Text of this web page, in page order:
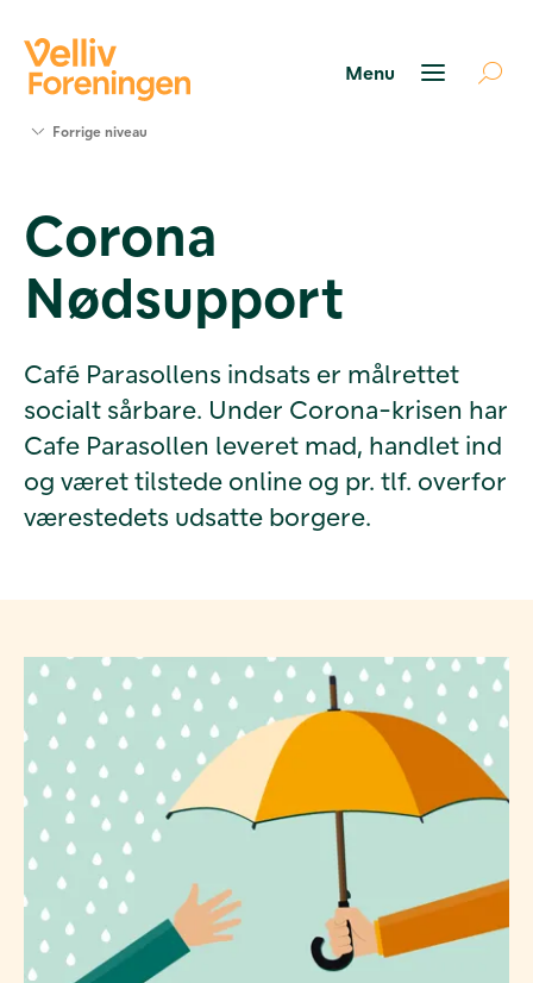
Værktøjer
og viden
Om Velliv
Foreningen
Forrige niveau
Corona
Nødsupport
Café Parasollens indsats er målrettet
socialt sårbare. Under Corona-krisen har
Cafe Parasollen leveret mad, handlet ind
og været tilstede online og pr. tlf. overfor
værestedets udsatte borgere.